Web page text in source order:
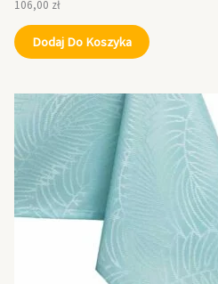
106,00 zł
Dodaj Do Koszyka